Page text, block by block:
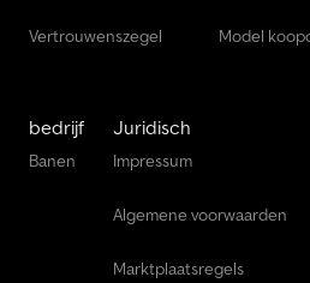
Vertrouwenszegel Model
bedrijf
Banen
Juridisch
Impressum
Algemene voorwaarden
Marktplaatsregels